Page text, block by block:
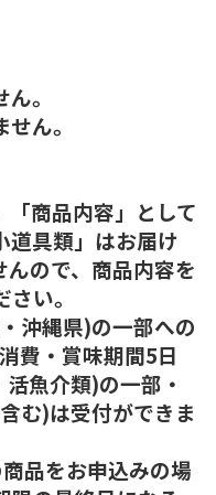
。
ん。
商品内容」として
道具類」はお届け
ので、商品内容を
い。
沖縄県)の一部への
費・賞味期間5日
魚介類)の一部・
む)は受付ができま
品をお申込みの場